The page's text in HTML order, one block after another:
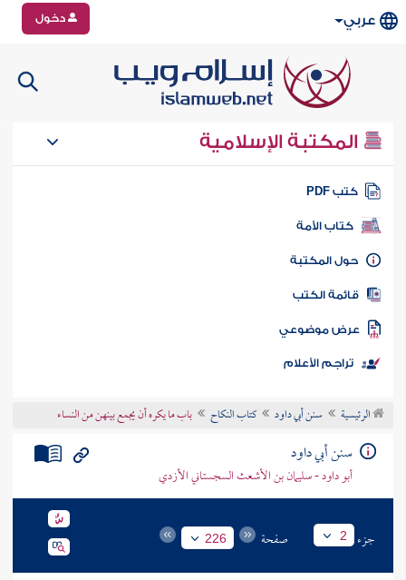
عربي دخول
المكتبة الإسلامية
كتب PDF
كتاب الأمة
المكتبة
الكتب
موضوعي
تراجم الأعلام
الرئيسية سنن أبي داود كتاب النكاح باب ما يكره أن يجمع بينهن من النساء
سنن أبي داود
أبو داود - سليمان بن الأشعث السجستاني الأزدي
جزء 2 صفحة 226